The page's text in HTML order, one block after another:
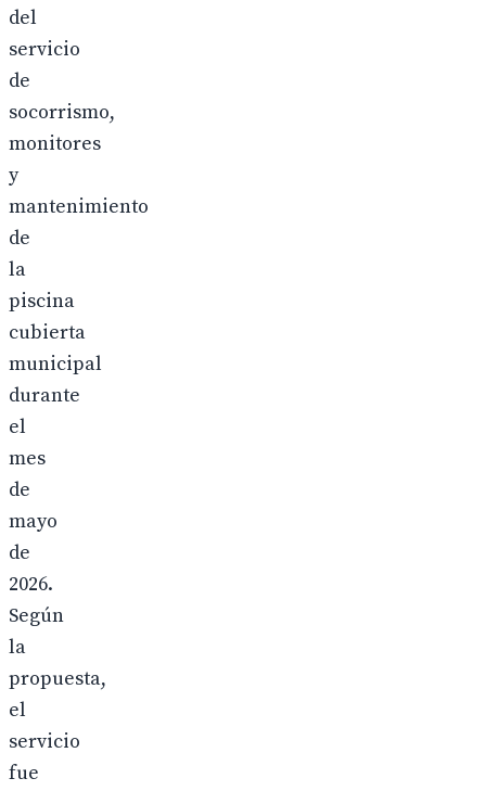
del
servicio
de
socorrismo,
monitores
y
mantenimiento
de
la
piscina
cubierta
municipal
durante
el
mes
de
mayo
de
2026.
Según
la
propuesta,
el
servicio
fue